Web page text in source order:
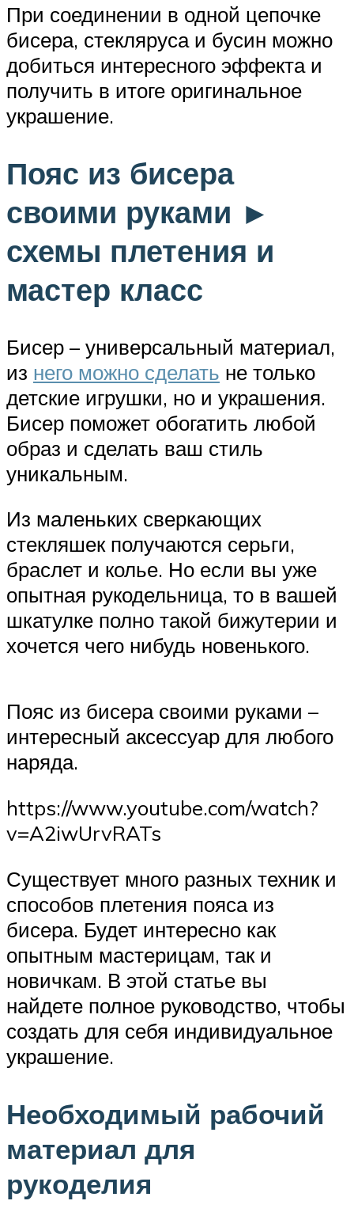
При соединении в одной цепочке
бисера, стекляруса и бусин можно
добиться интересного эффекта и
получить в итоге оригинальное
украшение.
Пояс из бисера
своими руками ►
схемы плетения и
мастер класс
Бисер – универсальный материал,
из него можно сделать не только
детские игрушки, но и украшения.
Бисер поможет обогатить любой
образ и сделать ваш стиль
уникальным.
Из маленьких сверкающих
стекляшек получаются серьги,
браслет и колье. Но если вы уже
опытная рукодельница, то в вашей
шкатулке полно такой бижутерии и
хочется чего нибудь новенького.
Пояс из бисера своими руками –
интересный аксессуар для любого
наряда.
https://www.youtube.com/watch?
v=A2iwUrvRATs
Существует много разных техник и
способов плетения пояса из
бисера. Будет интересно как
опытным мастерицам, так и
новичкам. В этой статье вы
найдете полное руководство, чтобы
создать для себя индивидуальное
украшение.
Необходимый рабочий
материал для
рукоделия